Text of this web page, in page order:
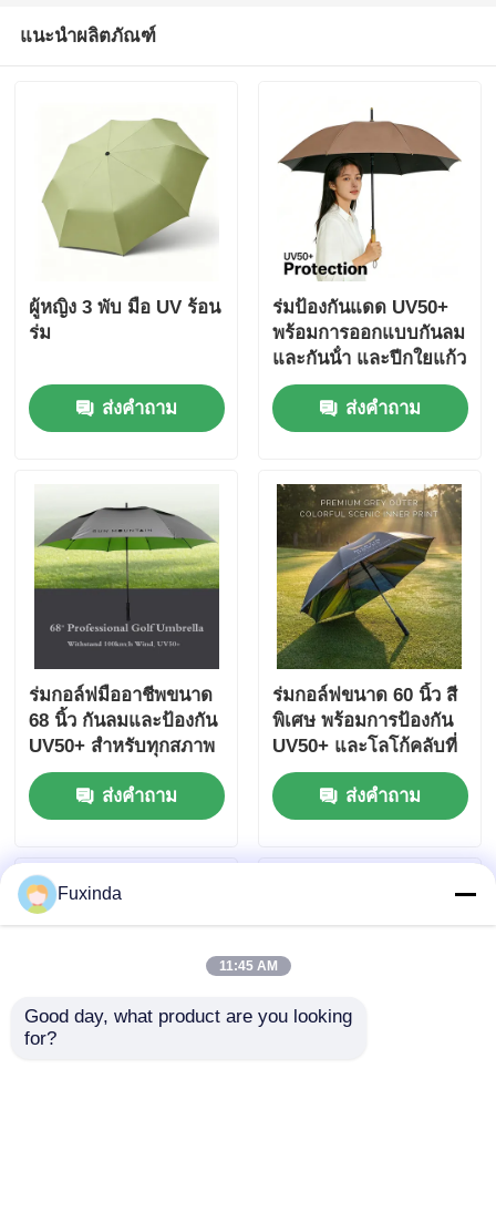
แนะนำผลิตภัณฑ์
ผู้หญิง 3 พับ มือ UV ร้อน
ร่ม
ส่งคำถาม
ร่มป้องกันแดด UV50+
พร้อมการออกแบบกันลม
และกันน้ํา และปีกใยแก้ว
สําหรับการป้องกัน UV
ภายนอก ส่งคำถาม
ร่มกอล์ฟมืออาชีพขนาด
68 นิ้ว กันลมและป้องกัน
UV50+ สําหรับทุกสภาพ
อากาศ
ส่งคำถาม
ร่มกอล์ฟขนาด 60 นิ้ว สี
พิเศษ พร้อมการป้องกัน
UV50+ และโลโก้คลับที่
กำหนดเอง
ส่งคำถาม
Fuxinda
11:45 AM
Good day, what product are you looking
for?